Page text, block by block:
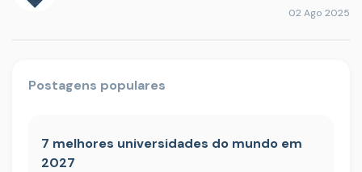
02 Ago 2025
Postagens populares
7 melhores universidades do mundo em
2027